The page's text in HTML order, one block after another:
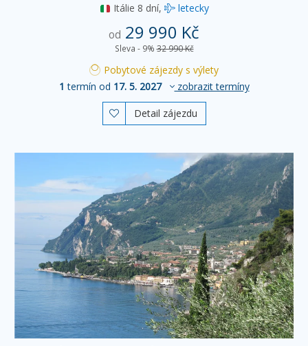
Itálie 8 dní, letecky
od 29 990 Kč
Sleva - 9% 32 990 Kč
Pobytové zájezdy s výlety
1 termín od 17. 5. 2027 zobrazit termíny
 Detail zájezdu